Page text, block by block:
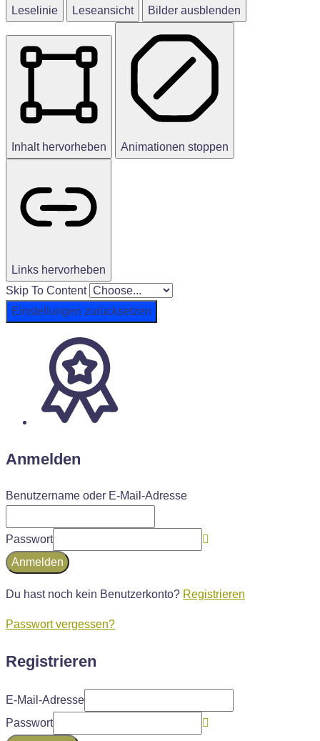
Leselinie Leseansicht Bilder ausblenden
Inhalt hervorheben Animationen stoppen
Links hervorheben
Skip To Content
Einstellungen zurücksetzen
Anmelden
Benutzername oder E-Mail-Adresse
Passwort
Anmelden
Du hast noch kein Benutzerkonto? Registrieren
Passwort vergessen?
Registrieren
E-Mail-Adresse
Passwort